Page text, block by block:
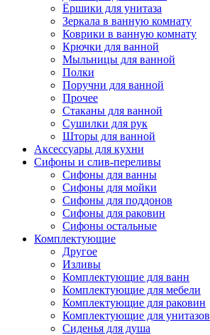
Ёршики для унитаза
Зеркала в ванную комнату
Коврики в ванную комнату
Крючки для ванной
Мыльницы для ванной
Полки
Поручни для ванной
Прочее
Стаканы для ванной
Сушилки для рук
Шторы для ванной
Аксессуары для кухни
Сифоны и слив-переливы
Сифоны для ванны
Сифоны для мойки
Сифоны для поддонов
Сифоны для раковин
Сифоны остальные
Комплектующие
Другое
Изливы
Комплектующие для ванн
Комплектующие для мебели
Комплектующие для раковин
Комплектующие для унитазов
Сиденья для душа